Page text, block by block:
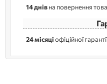
14 днівна повернення
24 місяціофіційної